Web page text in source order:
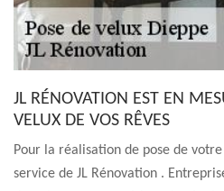
JL RÉNOVATION EST EN
VELUX DE VOS RÊVES
Pour la réalisation de pose de
service de JL Rénovation .